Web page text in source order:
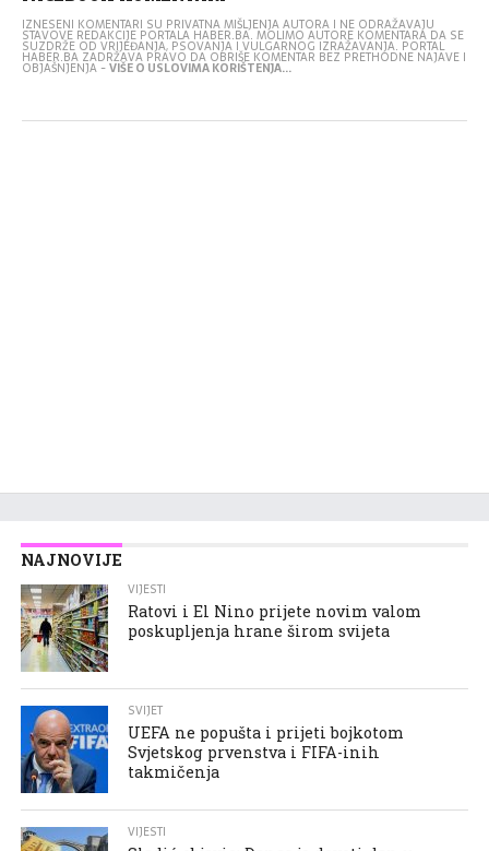
IZNESENI KOMENTARI SU PRIVATNA MIŠLJENJA AUTORA I NE ODRAŽAVAJU
STAVOVE REDAKCIJE PORTALA HABER.BA. MOLIMO AUTORE KOMENTARA DA SE
SUZDRŽE OD VRIJEĐANJA, PSOVANJA I VULGARNOG IZRAŽAVANJA. PORTAL
HABER.BA ZADRŽAVA PRAVO DA OBRIŠE KOMENTAR BEZ PRETHODNE NAJAVE I
OBJAŠNJENJA -VIŠE O USLOVIMA KORIŠTENJA...
NAJNOVIJE
VIJESTI
Ratovi i El Nino prijete novim valom
poskupljenja hrane širom svijeta
SVIJET
UEFA ne popušta i prijeti bojkotom
Svjetskog prvenstva i FIFA-inih
takmičenja
VIJESTI